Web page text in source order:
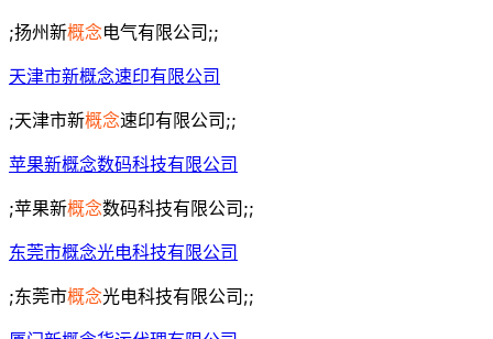
;扬州新概念电气有限公司;;
天津市新概念速印有限公司
;天津市新概念速印有限公司;;
苹果新概念数码科技有限公司
;苹果新概念数码科技有限公司;;
东莞市概念光电科技有限公司
;东莞市概念光电科技有限公司;;